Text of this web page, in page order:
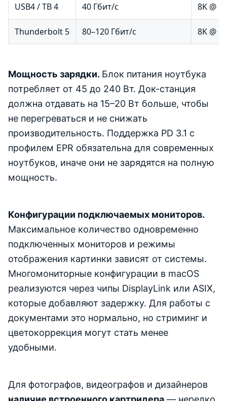
USB4 / TB 4 40 Гбит/с 8K @
Thunderbolt 5 80–120 Гбит/с 8K @
Мощность зарядки. Блок питания ноутбука
потребляет от 45 до 240 Вт. Док-станция
должна отдавать на 15–20 Вт больше, чтобы
не перегреваться и не снижать
производительность. Поддержка PD 3.1 с
профилем EPR обязательна для современных
ноутбуков, иначе они не зарядятся на полную
мощность.
Конфигурации подключаемых мониторов.
Максимальное количество одновременно
подключенных мониторов и режимы
отображения картинки зависят от системы.
Многомониторные конфигурации в macOS
реализуются через чипы DisplayLink или ASIX,
которые добавляют задержку. Для работы с
документами это нормально, но стриминг и
цветокоррекция могут стать менее
удобными.
Для фотографов, видеографов и дизайнеров